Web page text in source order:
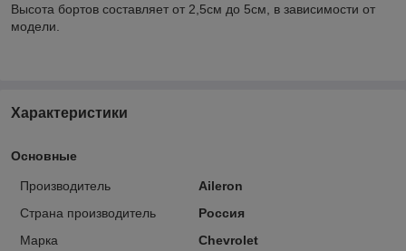
Высота бортов составляет от 2,5см до 5см, в зависимости от
модели.
Характеристики
Основные
Производитель
Aileron
Страна производитель
Россия
Марка
Chevrolet